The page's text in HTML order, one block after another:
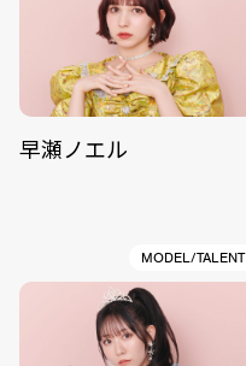
早瀬ノエル
MODEL/TALENT